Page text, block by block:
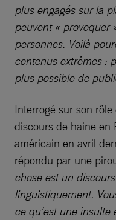
plus engagés sur la
peuvent « provoquer
personnes. Voilà
contenus extrêmes :
plus possible de
Interrogé sur son
discours de haine en
américain en avril
répondu par une
chose est un
linguistiquement.
ce qu’est une insulte